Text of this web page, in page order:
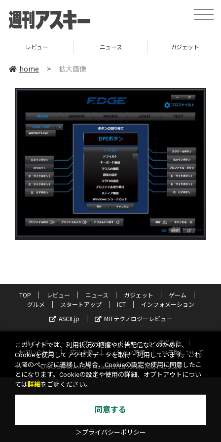
toggle
レビュー ニュース ガジェット
home > 拡大画像
TOP レビュー ニュース ガジェット
ゲーム
グルメ
スタートアップ ICT
インフォメーション
ASCII.jp
MITテクノロジーレビュー
サイトポリシー プライバシーポリシー
運営会社
お問い合わせ
広告掲載 スタッフ募集
電子版について
©KADOKAWA ASCII Research Laboratories, Inc. 2026
このサイトでは、利用状況の把握や広告配信などのために、
Cookieを使用してアクセスデータを取得・利用しています。これ
以降のページに遷移した場合、Cookieの設定や使用に同意したこ
とになります。Cookieの設定や使用の詳細、オプトアウトについ
ては詳細 をご覧ください。
同意する
＞プライバシーポリシー